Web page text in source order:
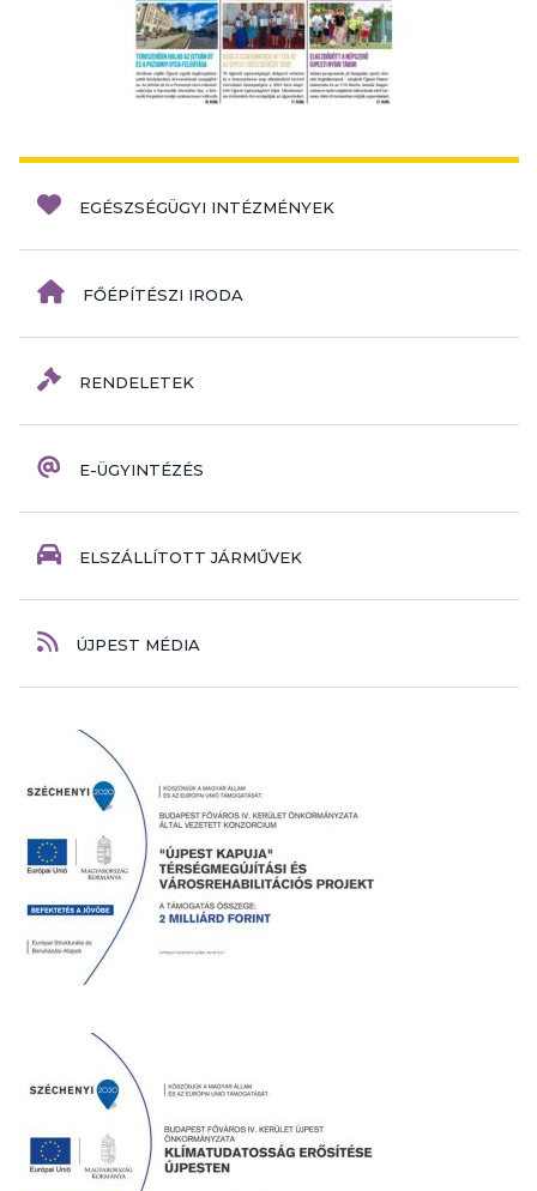
EGÉSZSÉGÜGYI INTÉZMÉNYEK
FŐÉPÍTÉSZI IRODA
RENDELETEK
E-ÜGYINTÉZÉS
ELSZÁLLÍTOTT JÁRMŰVEK
ÚJPEST MÉDIA